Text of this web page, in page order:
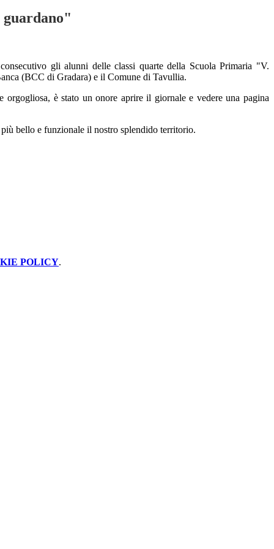
gli alunni delle classi quarte della Scuola Primaria "V.
(BCC di Gradara) e il Comune di Tavullia.
è stato un onore aprire il giornale e vedere una pagina
bello e funzionale il nostro splendido territorio.
POLICY.